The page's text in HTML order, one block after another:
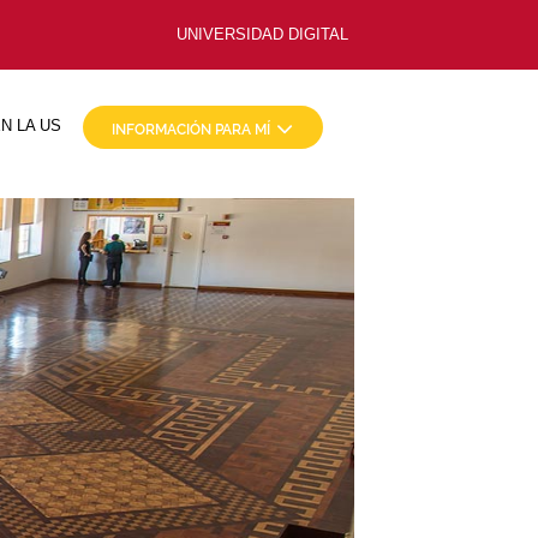
UNIVERSIDAD DIGITAL
LA US